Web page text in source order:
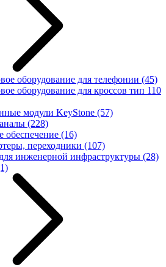
оборудование для телефонии (45)
оборудование для кроссов тип 110
модули KeyStone (57)
(228)
обеспечение (16)
переходники (107)
инженерной инфраструктуры (28)